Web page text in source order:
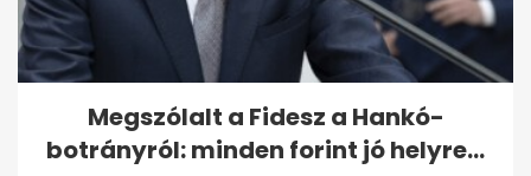
Megszólalt a Fidesz a Hankó-
botrányról: minden forint jó helyre...